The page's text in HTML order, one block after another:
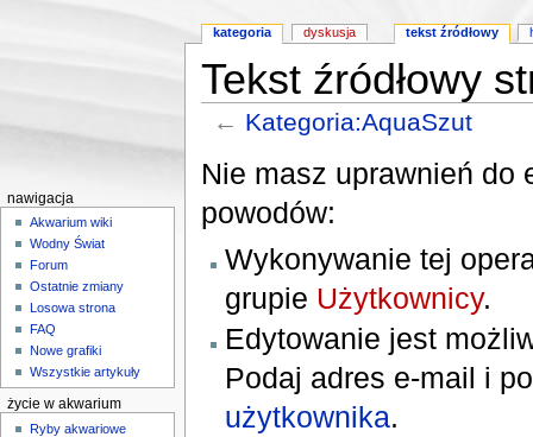
Tekst źródłowy
← Kategoria:AquaSzut
Nie masz uprawnień do
powodów:
Wykonywanie tej
grupie Użytkownicy.
Edytowanie jest
Podaj adres e‐mail i
użytkownika.
kategoria dyskusja tekst źródłowy
nawigacja
Akwarium wiki
Wodny Świat
Forum
Ostatnie zmiany
Losowa strona
FAQ
Nowe grafiki
Wszystkie artykuły
życie w akwarium
Ryby akwariowe